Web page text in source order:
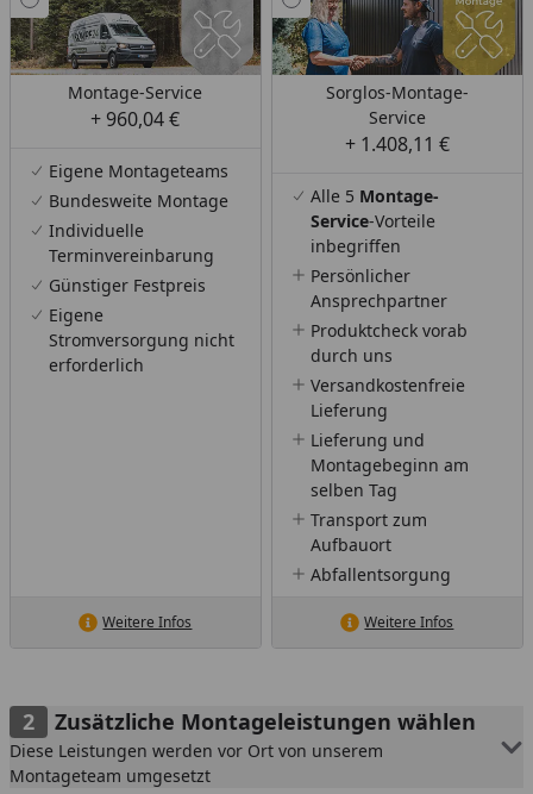
Montage-Service
+ 960,04 €
Eigene Montageteams
Bundesweite Montage
Individuelle
Terminvereinbarung
Günstiger Festpreis
Eigene
Stromversorgung nicht
erforderlich
Weitere Infos
Sorglos-Montage-
Service
+ 1.408,11 €
Alle 5 Montage-
Service-Vorteile
inbegriffen
Persönlicher
Ansprechpartner
Produktcheck vorab
durch uns
Versandkostenfreie
Lieferung
Lieferung und
Montagebeginn am
selben Tag
Transport zum
Aufbauort
Abfallentsorgung
Weitere Infos
Zusätzliche Montageleistungen wählen
Diese Leistungen werden vor Ort von unserem
Montageteam umgesetzt